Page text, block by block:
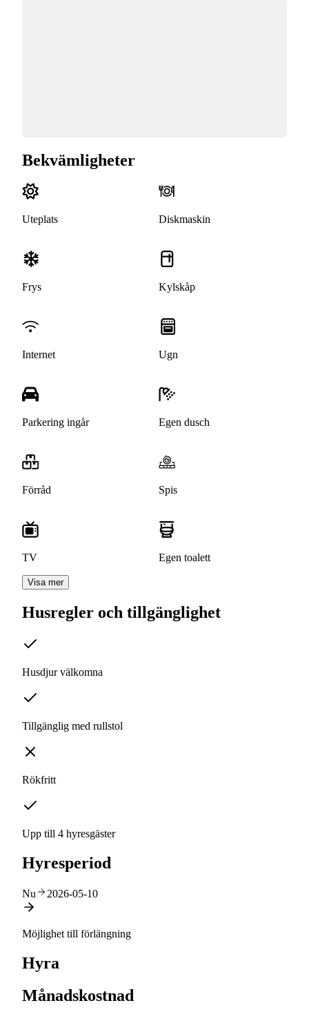
Bekvämligheter
Uteplats Diskmaskin
Frys Kylskåp
Internet Ugn
Parkering ingår Egen dusch
Förråd Spis
TV Egen toalett
Visa mer
Husregler och tillgänglighet
Husdjur välkomna
Tillgänglig med rullstol
Rökfritt
Upp till 4 hyresgäster
Hyresperiod
Nu 2026-05-10
Möjlighet till förlängning
Hyra
Månadskostnad